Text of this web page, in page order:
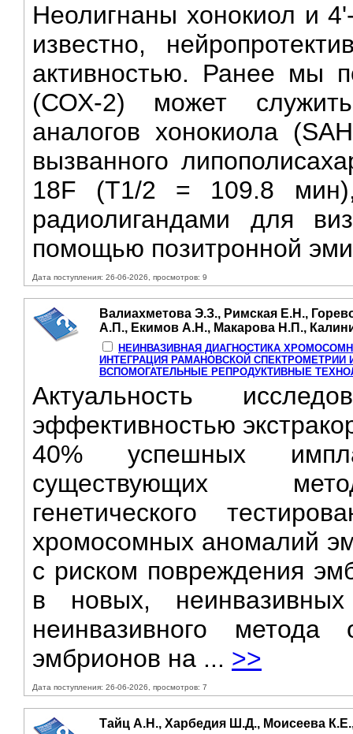
Неолигнаны хонокиол и
известно,
активностью. Ранее мы
(СОХ-2) может
аналогов хонокиола
вызванного
18F (Т1/2 = 109.8
радиолигандами для
помощью позитронной
Дата поступления: 26-06-2026, просмотров: 9
Валиахметова Э.З., Римская Е.Н.,
А.П., Екимов А.Н., Макарова Н.П.,
НЕИНВАЗИВНАЯ ДИАГНОСТИКА
ИНТЕГРАЦИЯ РАМАНОВСКОЙ
ВСПОМОГАТЕЛЬНЫЕ РЕПРОДУКТИВНЫЕ
Актуальность
эффективностью
40% успешных
существующих
генетического
хромосомных аномалий
с риском повреждения
в новых,
неинвазивного метода
эмбрионов на ... >>
Дата поступления: 26-06-2026, просмотров: 7
Тайц А.Н., Харбедия Ш.Д., Моисеева